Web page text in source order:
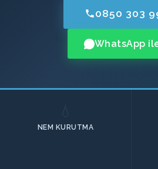
0850 303
WhatsApp
NEM KURUTMA